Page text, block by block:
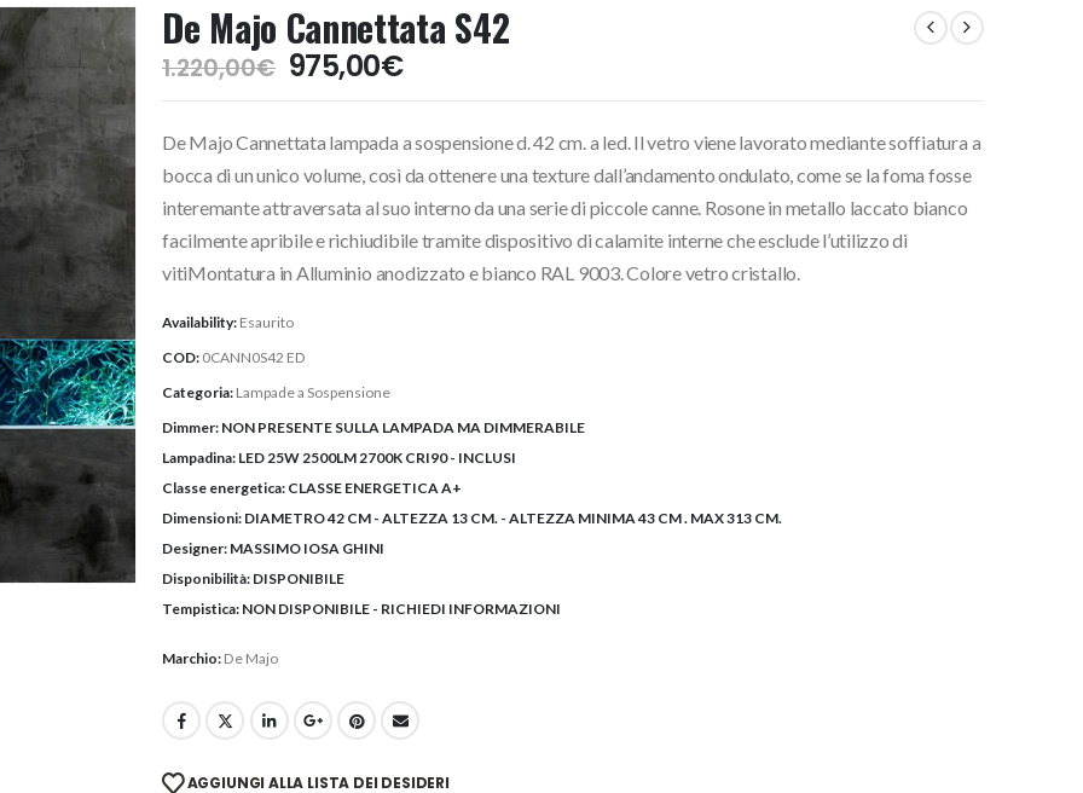
De Majo Cannettata S42
1.220,00€ Il
prezzo
era:
1.220,00€.
975,00€Il
prezzo
è:
975,00€.
De Majo Cannettata lampada a sospensione d. 42 cm. a led. Il vetro viene lavorato mediante soffiatura a
bocca di un unico volume, così da ottenere una texture dall’andamento ondulato, come se la foma fosse
interemante attraversata al suo interno da una serie di piccole canne. Rosone in metallo laccato bianco
facilmente apribile e richiudibile tramite dispositivo di calamite interne che esclude l’utilizzo di
vitiMontatura in Alluminio anodizzato e bianco RAL 9003. Colore vetro cristallo.
Availability: Esaurito
COD: 0CANN0S42 ED
Categoria: Lampade a Sospensione
Dimmer: NON PRESENTE SULLA LAMPADA MA DIMMERABILE
Lampadina: LED 25W 2500LM 2700K CRI90 - INCLUSI
Classe energetica: CLASSE ENERGETICA A+
Dimensioni: DIAMETRO 42 CM - ALTEZZA 13 CM. - ALTEZZA MINIMA 43 CM . MAX 313 CM.
Designer: MASSIMO IOSA GHINI
Disponibilità: DISPONIBILE
Tempistica: NON DISPONIBILE - RICHIEDI INFORMAZIONI
Marchio: De Majo
AGGIUNGI ALLA LISTA DEI DESIDERI